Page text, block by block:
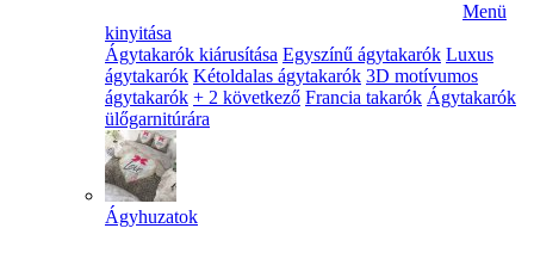
Menü
kinyitása
Ágytakarók kiárusítása Egyszínű ágytakarók Luxus
ágytakarók Kétoldalas ágytakarók 3D motívumos
ágytakarók + 2 következő Francia takarók Ágytakarók
ülőgarnitúrára
Ágyhuzatok